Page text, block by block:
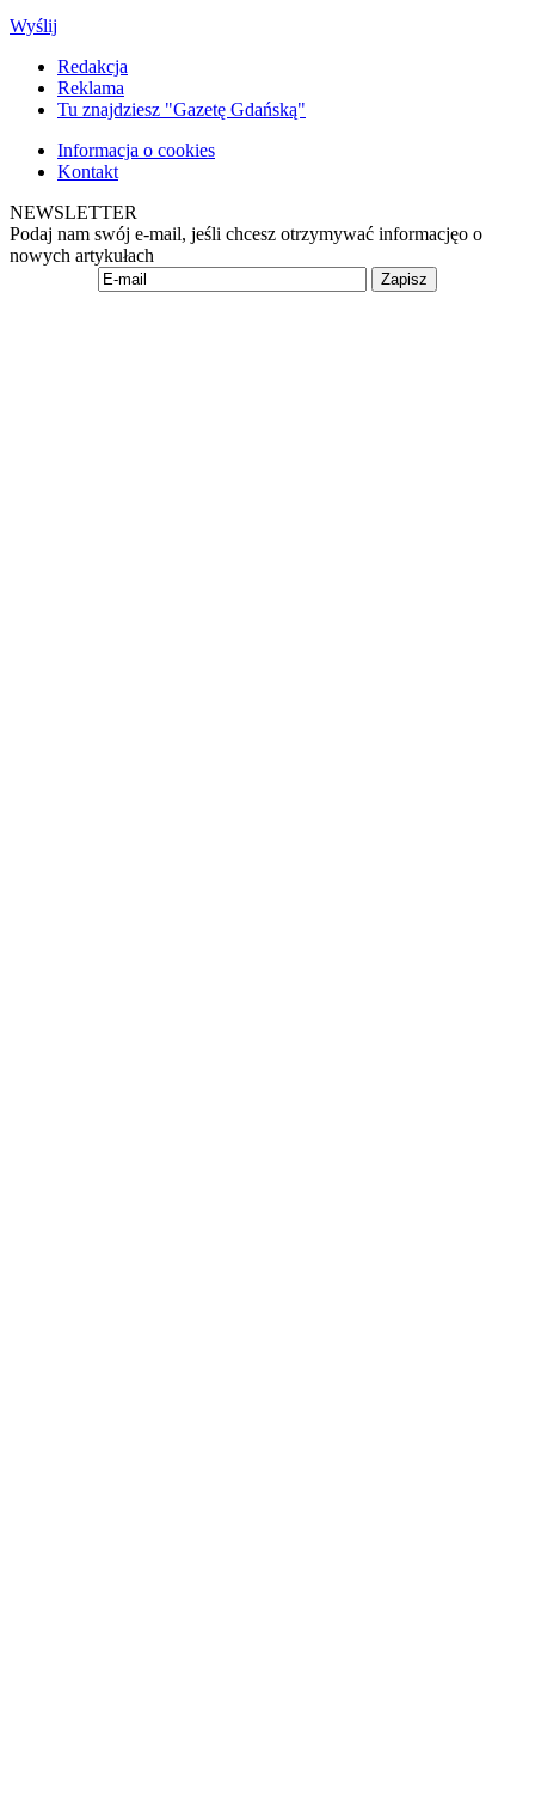
Wyślij
Redakcja
Reklama
Tu znajdziesz "Gazetę Gdańską"
Informacja o cookies
Kontakt
NEWSLETTER
Podaj nam swój e-mail, jeśli chcesz otrzymywać informacjęo o
nowych artykułach
Zapisz